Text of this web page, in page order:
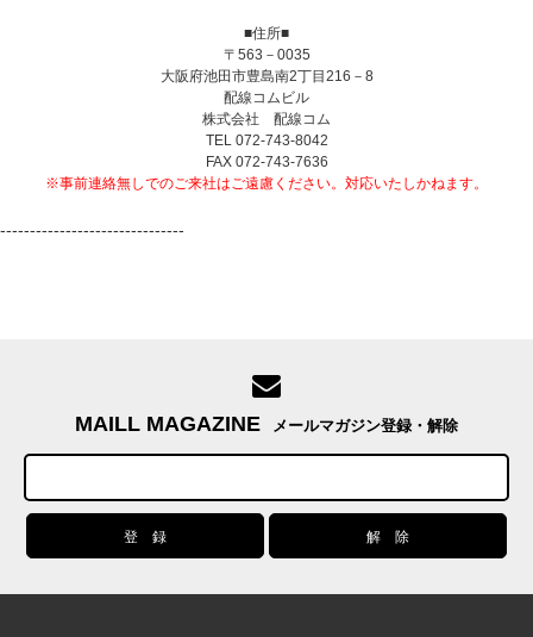
■住所■
〒563－0035
大阪府池田市豊島南2丁目216－8
配線コムビル
株式会社 配線コム
TEL 072-743-8042
FAX 072-743-7636
※事前連絡無しでのご来社はご遠慮ください。対応いたしかねます。
-------------------------------
MAILL MAGAZINE メールマガジン登録・解除